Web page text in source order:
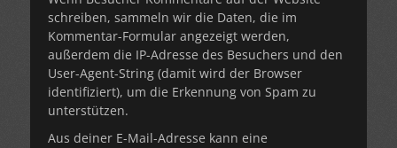
schreiben, sammeln wir die Daten, die im
Kommentar-Formular angezeigt werden,
außerdem die IP-Adresse des Besuchers und den
User-Agent-String (damit wird der Browser
identifiziert), um die Erkennung von Spam zu
unterstützen.
Aus deiner E-Mail-Adresse kann eine